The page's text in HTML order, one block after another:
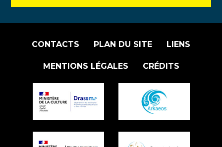
CONTACTS PLAN DU SITE LIENS
MENTIONS LÉGALES CRÉDITS